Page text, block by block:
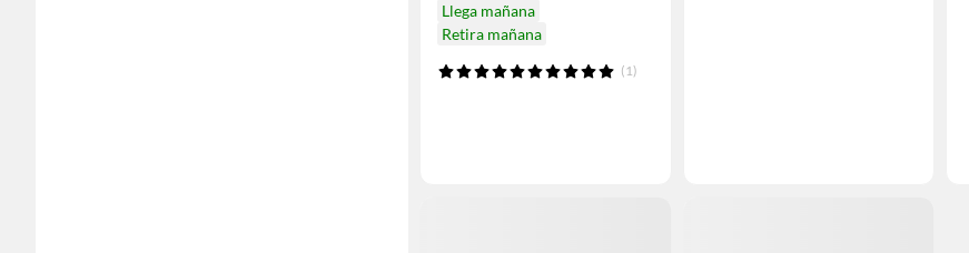
Llega mañana
Retira mañana
(1)